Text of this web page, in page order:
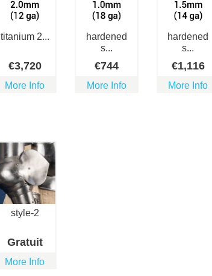
titanium 2...
€3,720
More Info
hardened
s...
€744
More Info
hardened
s...
€1,116
More Info
style-2
Gratuit
More Info